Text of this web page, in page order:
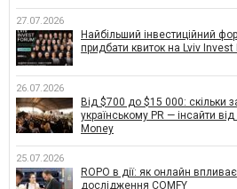
27.07.2026
Найбільший інвестиційний
придбати квиток на Lviv Invest
26.07.2026
Від $700 до $15 000: скільки
українському PR — інсайти
Money
25.07.2026
ROPO в дії: як онлайн
дослідження COMFY